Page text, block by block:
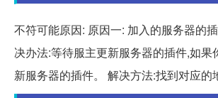
不符可能原因: 原因一: 加入的服务器的
决办法:等待服主更新服务器的插件,如果
新服务器的插件。 解决方法:找到对应的